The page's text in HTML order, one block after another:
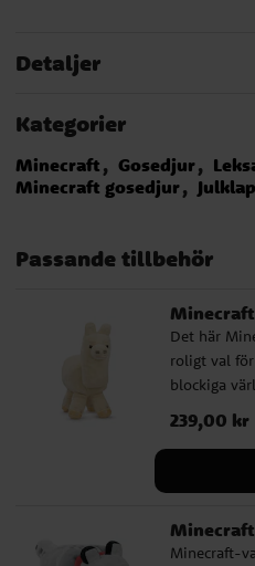
Detaljer
Kategorier
Minecraft Gosedjur
Minecraft gosedjur
Passande tillbehör
Minecraft
Det här
roligt val
blockiga
sitt
känna igen
att leka
rummet.
kul detalj
spelet ut i
Pris :239,00
239,00 kr
Minecraft-